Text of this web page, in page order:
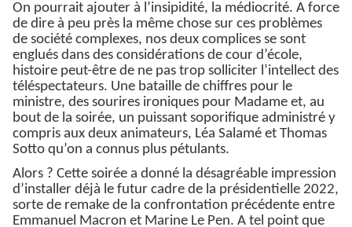
On pourrait ajouter à l’insipidité, la médiocrité. A force
de dire à peu près la même chose sur ces problèmes
de société complexes, nos deux complices se sont
englués dans des considérations de cour d’école,
histoire peut-être de ne pas trop solliciter l’intellect des
téléspectateurs. Une bataille de chiffres pour le
ministre, des sourires ironiques pour Madame et, au
bout de la soirée, un puissant soporifique administré y
compris aux deux animateurs, Léa Salamé et Thomas
Sotto qu’on a connus plus pétulants.
Alors ? Cette soirée a donné la désagréable impression
d’installer déjà le futur cadre de la présidentielle 2022,
sorte de remake de la confrontation précédente entre
Emmanuel Macron et Marine Le Pen. A tel point que